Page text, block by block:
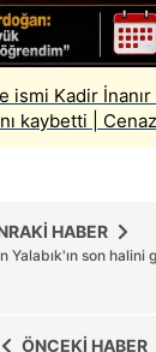
ismi Kadir
kaybetti |
HABER
Yalabık'ın son halini
ÖNCEKİ HABER